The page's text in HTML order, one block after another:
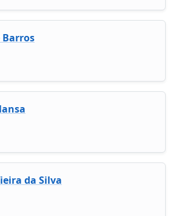
Barros
da Silva